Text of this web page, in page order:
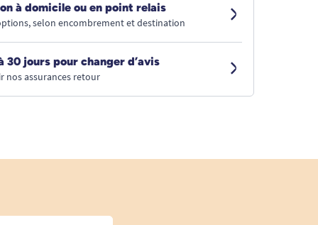
à domicile ou en point relais
selon encombrement et destination
30 jours pour changer d’avis
nos assurances retour